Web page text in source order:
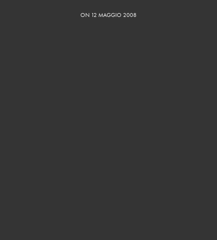
ON 12 MAGGIO 2008